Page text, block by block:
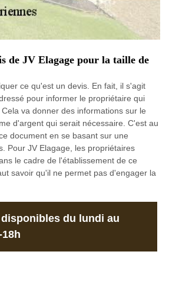
de JV Elagage pour la taille de
ce qu'est un devis. En fait, il s'agit
pour informer le propriétaire qui
va donner des informations sur le
d'argent qui serait nécessaire. C'est au
document en se basant sur une
Pour JV Elagage, les propriétaires
le cadre de l'établissement de ce
savoir qu'il ne permet pas d'engager la
du lundi au